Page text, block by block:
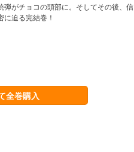
がチョコの頭部に。そしてその後、信
迫る完結巻！
全巻購入